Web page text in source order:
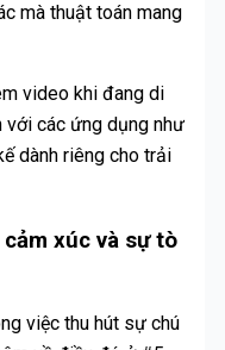
mà thuật toán mang
video khi đang di
với các ứng dụng như
dành riêng cho trải
xúc và sự tò
việc thu hút sự chú